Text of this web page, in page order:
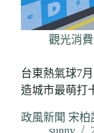
觀光消
台東熱氣球7
造城市最萌打
政風新聞 宋
sunny